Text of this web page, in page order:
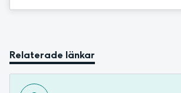
Relaterade länkar